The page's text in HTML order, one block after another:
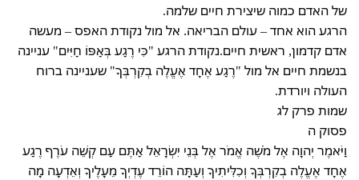
של האדם כמוה שיצירת חיים שלמה.
הרגע הוא אחד – עולם הבריאה. אל מול נקודת האפס – מעשה
אדם קדמון, ראשית חיים.נקודת הרגע "כִּי רֶגַע בְּאַפּוֹ חַיִּים" עניינה
בנשמת חיים אל מול "רֶגַע אֶחָד אֶעֱלֶה בְקִרְבְּךָ" שעניינה ברוח
העולה ויורדת.
שמות פרק לג
פסוק ה
וַיֹּאמֶר יְהוָה אֶל מֹשֶׁה אֱמֹר אֶל בְּנֵי יִשְׂרָאֵל אַתֶּם עַם קְשֵׁה עֹרֶף רֶגַע
אֶחָד אֶעֱלֶה בְקִרְבְּךָ וְכִלִּיתִיךָ וְעַתָּה הוֹרֵד עֶדְיְךָ מֵעָלֶיךָ וְאֵדְעָה מָה